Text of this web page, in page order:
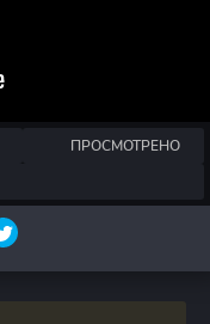
ПРОСМОТРЕНО